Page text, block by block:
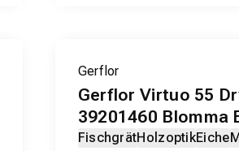
Gerflor
Gerflor Virtuo 55
39201460 Blomma
FischgrätHolzoptikEiche